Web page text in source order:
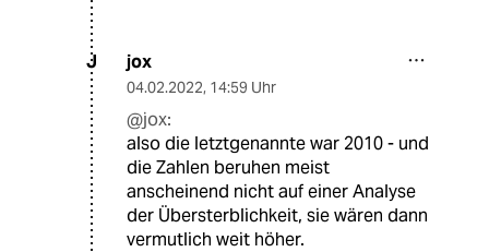
J jox
04.02.2022, 14:59 Uhr
@jox:
also die letztgenannte war 2010 - und
die Zahlen beruhen meist
anscheinend nicht auf einer Analyse
der Übersterblichkeit, sie wären dann
vermutlich weit höher.